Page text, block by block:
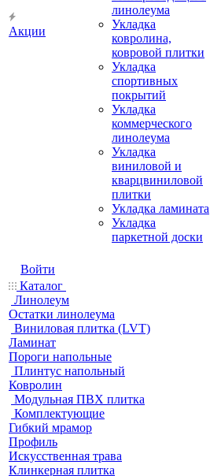
Акции
линолеума
Укладка
ковролина,
ковровой плитки
Укладка
спортивных
покрытий
Укладка
коммерческого
линолеума
Укладка
виниловой и
кварцвиниловой
плитки
Укладка ламината
Укладка
паркетной доски
Войти
Каталог
Линолеум
Остатки линолеума
Виниловая плитка (LVT)
Ламинат
Пороги напольные
Плинтус напольный
Ковролин
Модульная ПВХ плитка
Комплектующие
Гибкий мрамор
Профиль
Искусственная трава
Клинкерная плитка